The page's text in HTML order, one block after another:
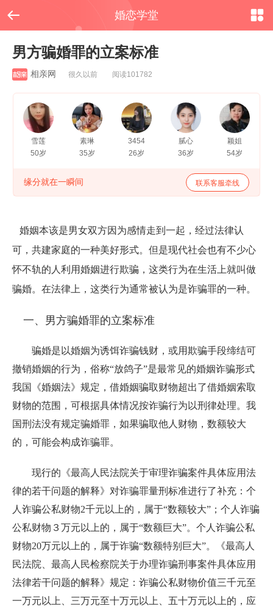
 婚恋学堂
男方骗婚罪的立案标准
相亲网 很久以前 阅读101782
雪莲
50岁
素琳
35岁
3454
26岁
腻心
36岁
颖姐
54岁
缘分就在一瞬间 联系客服牵线
婚姻本该是男女双方因为感情走到一起，经过法律认
可，共建家庭的一种美好形式。但是现代社会也有不少心
怀不轨的人利用婚姻进行欺骗，这类行为在生活上就叫做
骗婚。在法律上，这类行为通常被认为是诈骗罪的一种。
一、男方骗婚罪的立案标准
骗婚是以婚姻为诱饵诈骗钱财，或用欺骗手段缔结可
撤销婚姻的行为，俗称“放鸽子”是最常见的婚姻诈骗形式
我国《婚姻法》规定，借婚姻骗取财物超出了借婚姻索取
财物的范围，可根据具体情况按诈骗行为以刑律处理。我
国刑法没有规定骗婚罪，如果骗取他人财物，数额较大
的，可能会构成诈骗罪。
现行的《最高人民法院关于审理诈骗案件具体应用法
律的若干问题的解释》对诈骗罪量刑 标准进行了补充：个
人诈骗公私财物2千元以上的，属于“数额较大”；个人诈骗
公私财物３万元以上的，属于“数额巨大”。个人诈骗公私
财物20万元以上的，属于诈骗“数额特别巨大”。《最高人
民法院、最高人民检察院关于办理诈骗刑事案件具体应用
法律若干问题的解释》规定：诈骗公私财物价值三千元至
一万元以上、三万元至十万元以上、五十万元以上的，应
